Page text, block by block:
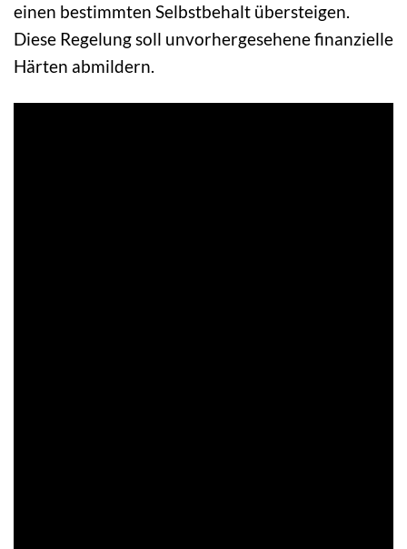
einen bestimmten Selbstbehalt übersteigen.
Diese Regelung soll unvorhergesehene finanzielle
Härten abmildern.